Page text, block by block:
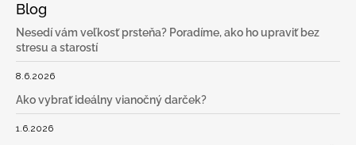
Blog
Nesedí vám veľkosť prsteňa? Poradíme, ako ho upraviť bez
stresu a starostí
8.6.2026
Ako vybrať ideálny vianočný darček?
1.6.2026